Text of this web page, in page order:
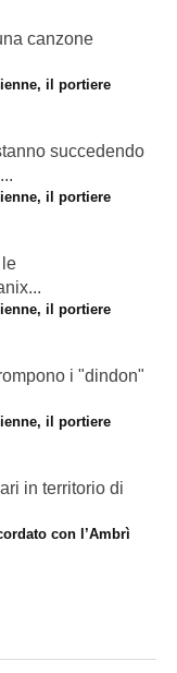
canzone
il portiere
succedendo
il portiere
il portiere
i "dindon"
il portiere
in territorio di
con l’Ambrì